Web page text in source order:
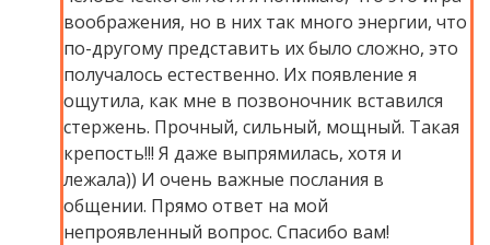
воображения, но в них так много энергии, что
по-другому представить их было сложно, это
получалось естественно. Их появление я
ощутила, как мне в позвоночник вставился
стержень. Прочный, сильный, мощный. Такая
крепость!!! Я даже выпрямилась, хотя и
лежала)) И очень важные послания в
общении. Прямо ответ на мой
непроявленный вопрос. Спасибо вам!